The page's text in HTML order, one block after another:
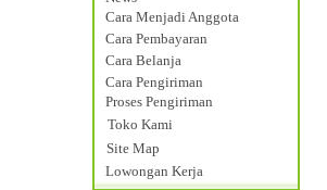
Cara Menjadi Anggota
Cara Pembayaran
Cara Belanja
Cara Pengiriman
Proses Pengiriman
Toko Kami
Site Map
Lowongan Kerja